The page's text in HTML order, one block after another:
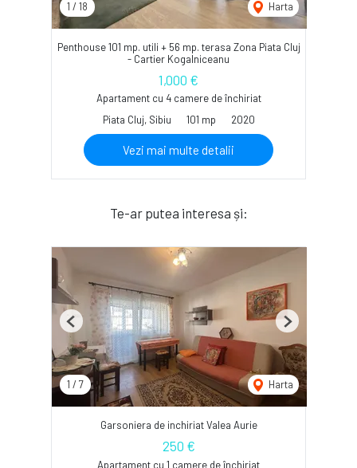
1 / 18 Harta
Penthouse 101 mp. utili + 56 mp. terasa Zona Piata Cluj
- Cartier Kogalniceanu
1,000 €
Apartament cu 4 camere de închiriat
Piata Cluj, Sibiu
101 mp 2020
Vezi mai multe detalii
Te-ar putea interesa și:
1 / 7 Harta
Previous Next
Garsoniera de inchiriat Valea Aurie
250 €
Apartament cu 1 camere de închiriat